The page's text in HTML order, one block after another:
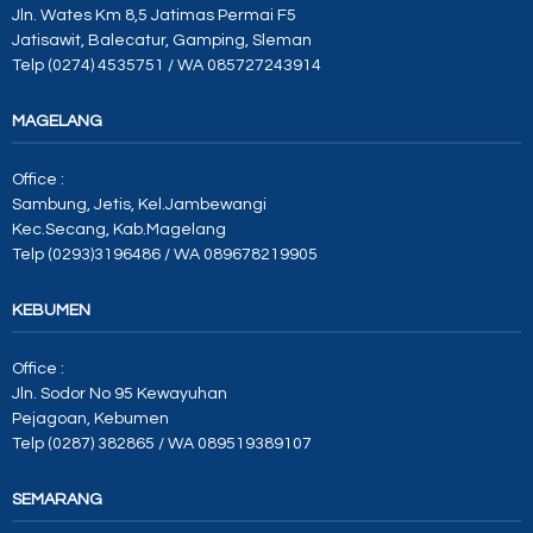
Jln. Wates Km 8,5 Jatimas Permai F5
Jatisawit, Balecatur, Gamping, Sleman
Telp (0274) 4535751 / WA 085727243914
MAGELANG
Office :
Sambung, Jetis, Kel.Jambewangi
Kec.Secang, Kab.Magelang
Telp (0293)3196486 / WA 089678219905
KEBUMEN
Office :
Jln. Sodor No 95 Kewayuhan
Pejagoan, Kebumen
Telp (0287) 382865 / WA 089519389107
SEMARANG